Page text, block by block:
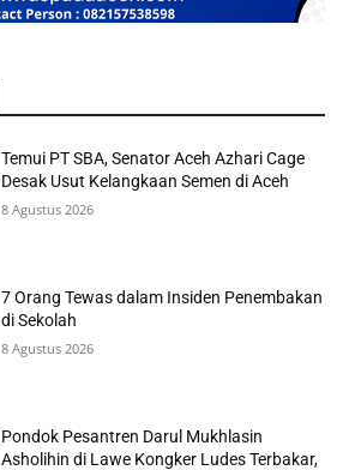
Temui PT SBA, Senator Aceh Azhari Cage
Desak Usut Kelangkaan Semen di Aceh
8 Agustus 2026
7 Orang Tewas dalam Insiden Penembakan
di Sekolah
8 Agustus 2026
Pondok Pesantren Darul Mukhlasin
Asholihin di Lawe Kongker Ludes Terbakar,